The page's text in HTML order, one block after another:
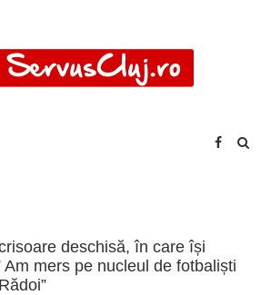
deschisă, în care își
Am mers pe nucleul de fotbaliști